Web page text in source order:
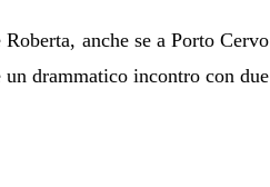
anche se a Porto Cervo
drammatico incontro con due